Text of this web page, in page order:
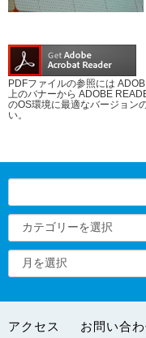
PDFファイルの参照には
上のバナーから ADOBE
のOS環境に最適なバージョン
い。
アクセス お問い合